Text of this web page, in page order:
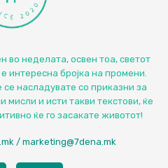
во неделата, освен тоа, светот
интересна бројка на промени.
се насладувате со приказни за
мисли и исти такви текстови, ќе
ќе го засакате животот!
/ marketing@7dena.mk